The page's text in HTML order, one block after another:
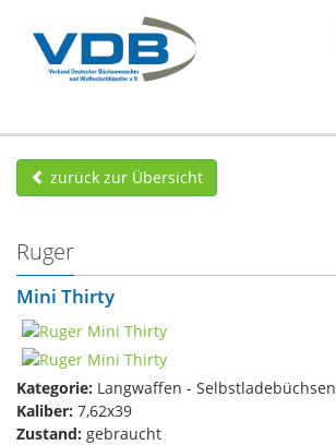
zurück zur Übersicht
Ruger
Mini Thirty
Kategorie: Langwaffen - Selbstladebüchsen
Kaliber: 7,62x39
Zustand: gebraucht